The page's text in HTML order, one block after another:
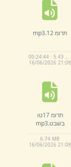
תרומ 12. mp3
00:24:44 · 5.43 MB
16/06/2026 21:08
תרומ 17טו
בשבט.mp3
6.74 MB
16/06/2026 21:08